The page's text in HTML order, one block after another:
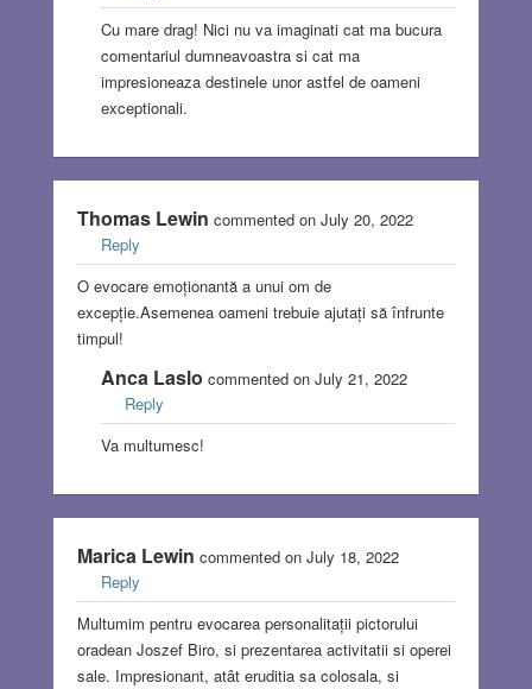
Cu mare drag! Nici nu va imaginati cat ma bucura
comentariul dumneavoastra si cat ma
impresioneaza destinele unor astfel de oameni
exceptionali.
Thomas Lewin commented on July 20, 2022
Reply
O evocare emoționantă a unui om de
excepție.Asemenea oameni trebuie ajutați să înfrunte
timpul!
Anca Laslo commented on July 21, 2022
Reply
Va multumesc!
Marica Lewin commented on July 18, 2022
Reply
Multumim pentru evocarea personalitații pictorului
oradean Joszef Biro, si prezentarea activitatii si operei
sale. Impresionant, atât eruditia sa colosala, si